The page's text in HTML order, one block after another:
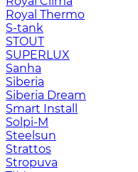
Royal Thermo
S-tank
STOUT
SUPERLUX
Sanha
Siberia
Siberia Dream
Smart Install
Solpi-M
Steelsun
Strattos
Stropuva